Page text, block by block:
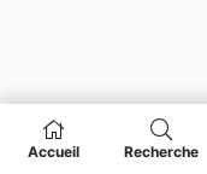
Accueil Recherche